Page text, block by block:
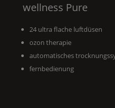
wellness Pure
24 ultra flache luftdüsen
ozon therapie
automatisches
fernbedienung